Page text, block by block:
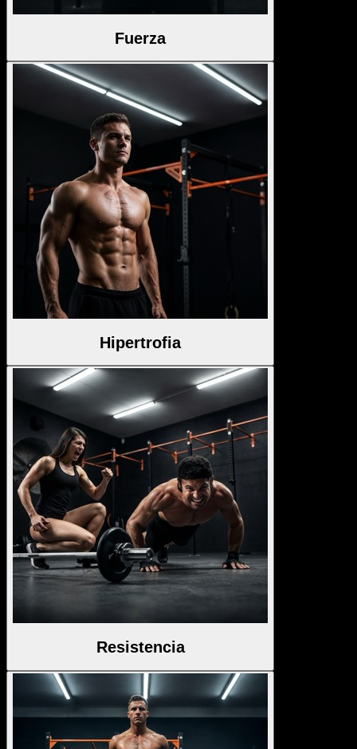
Fuerza
Hipertrofia
Resistencia